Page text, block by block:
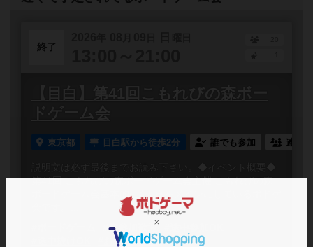
終了
【目白】第41回こもれびの森ボー
ドゲーム会
東京都 目白駅から徒歩2分 誰でも参加 連れ
第41回 こもれびの森ボードゲーム会主催 こもれびの森
ボードゲーム会基本的に4人卓をメインにしているボドゲ
#初参加歓迎
#お一人様歓迎